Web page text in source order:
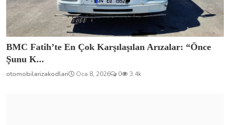
BMC Fatih’te En Çok Karşılaşılan Arızalar: “Önce
Şunu K...
otomobilarizakodlari Oca 8, 2026 0 3.4k